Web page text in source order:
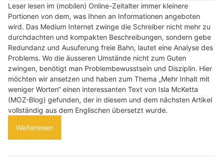
Leser lesen im (mobilen) Online-Zeitalter immer kleinere
Portionen von dem, was Ihnen an Informationen angeboten
wird. Das Medium Internet zwinge die Schreiber nicht mehr zu
durchdachten und kompakten Beschreibungen, sondern gebe
Redundanz und Ausuferung freie Bahn, lautet eine Analyse des
Problems. Wo die äusseren Umstände nicht zum Guten
zwingen, benötigt man Problembewusstsein und Disziplin. Hier
möchten wir ansetzen und haben zum Thema „Mehr Inhalt mit
weniger Worten“ einen interessanten Text von Isla McKetta
(MOZ-Blog) gefunden, der in diesem und dem nächsten Artikel
vollständig aus dem Englischen übersetzt wurde.
Weiterlesen